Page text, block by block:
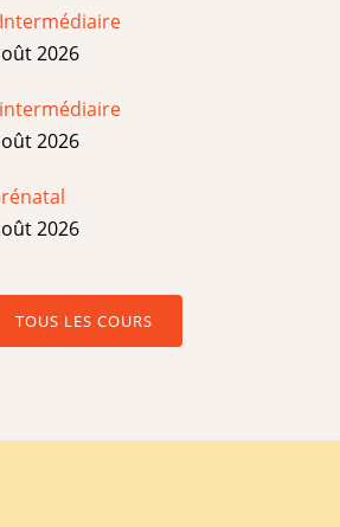
2026
2026
2026
TOUS LES COURS